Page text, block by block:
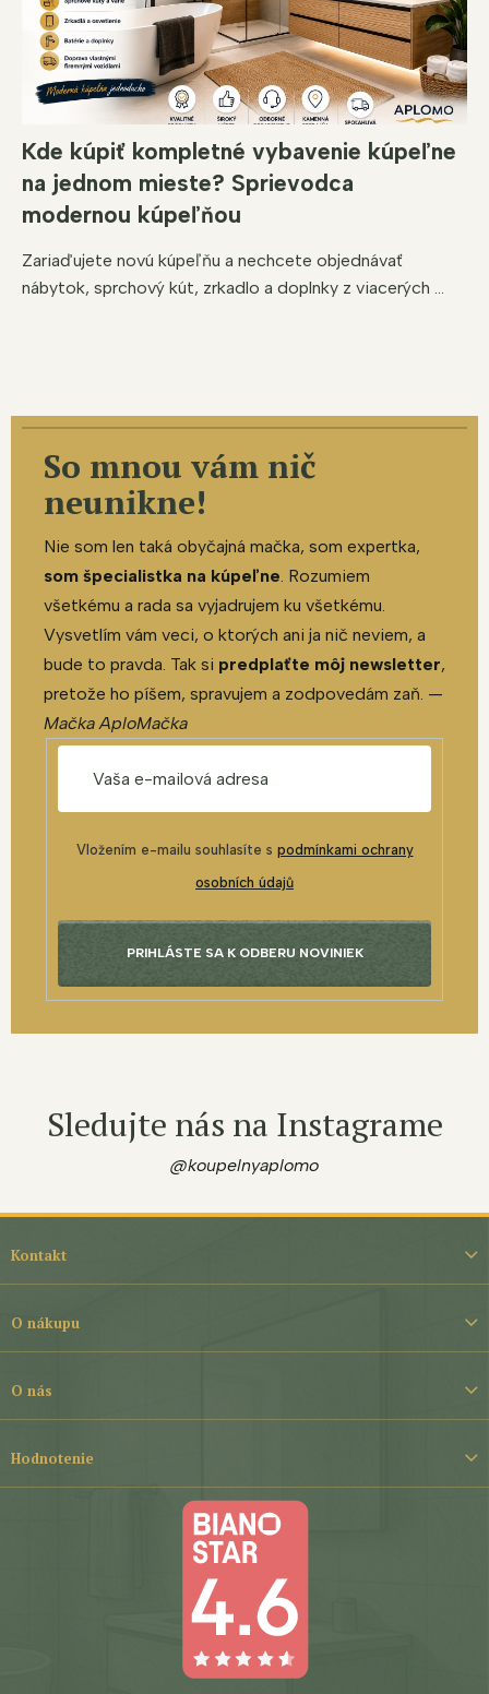
Kde kúpiť kompletné vybavenie kúpeľne
na jednom mieste? Sprievodca
modernou kúpeľňou
Zariaďujete novú kúpeľňu a nechcete objednávať
nábytok, sprchový kút, zrkadlo a doplnky z viacerých ...
So mnou vám nič
neunikne!
Nie som len taká obyčajná mačka, som expertka,
som špecialistka na kúpeľne. Rozumiem
všetkému a rada sa vyjadrujem ku všetkému.
Vysvetlím vám veci, o ktorých ani ja nič neviem, a
bude to pravda. Tak si predplaťte môj newsletter,
pretože ho píšem, spravujem a zodpovedám zaň. —
Mačka AploMačka
Vložením e-mailu souhlasíte s podmínkami ochrany
osobních údajů
PRIHLÁSTE SA K ODBERU NOVINIEK
Sledujte nás na Instagrame
@koupelnyaplomo
Z
i
Kontakt
O nákupu
O nás
Hodnotenie